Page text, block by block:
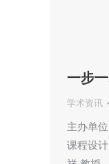
一步
学术资讯
主办单
课程设